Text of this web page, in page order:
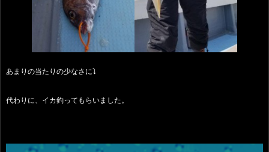
あまりの当たりの少なさに⤵️
代わりに、イカ釣ってもらいました。